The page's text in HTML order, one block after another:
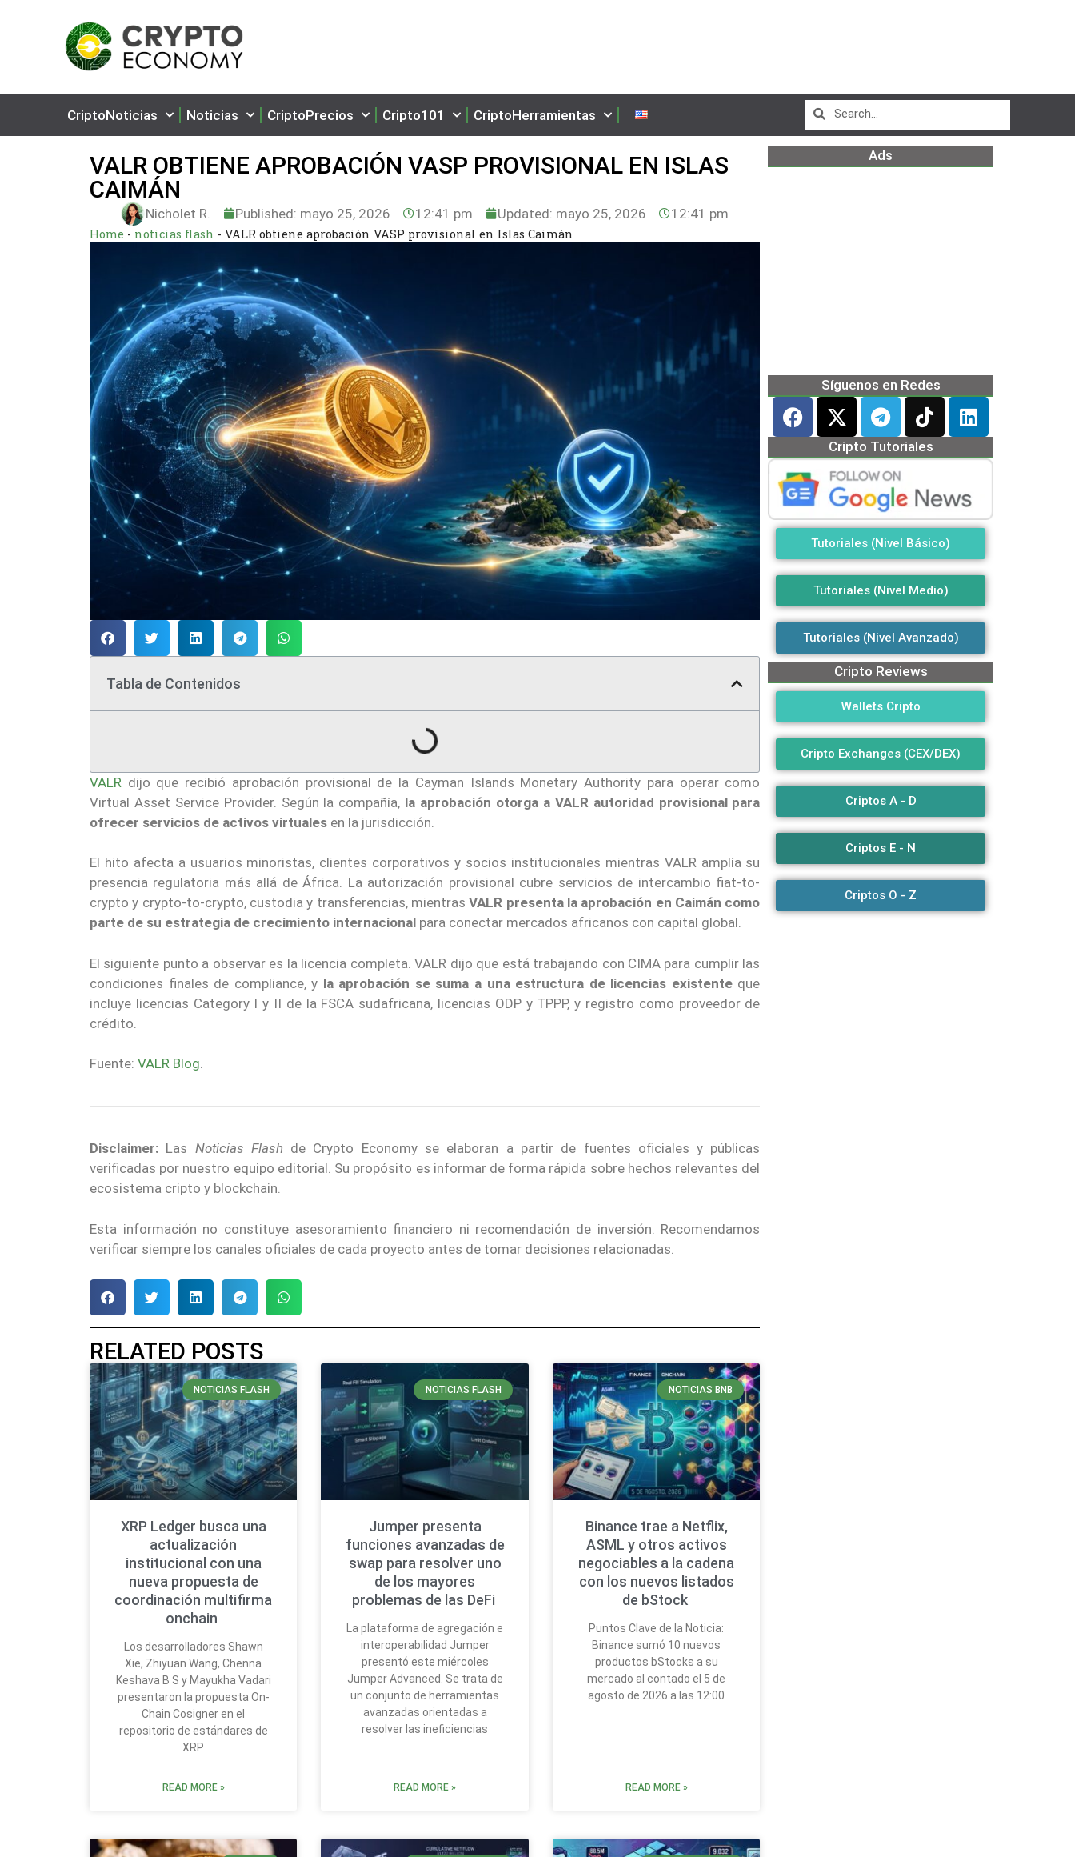
CriptoNoticias Noticias CriptoPrecios Cripto101 CriptoHerramientas
VALR OBTIENE APROBACIÓN VASP PROVISIONAL EN ISLAS
CAIMÁN
Nicholet R. Published: mayo 25, 2026 12:41 pm Updated: mayo 25, 2026 12:41 pm
Home - noticias flash - VALR obtiene aprobación VASP provisional en Islas Caimán
Tabla de Contenidos
VALR dijo que recibió aprobación provisional de la Cayman Islands Monetary Authority para operar como
Virtual Asset Service Provider. Según la compañía, la aprobación otorga a VALR autoridad provisional para
ofrecer servicios de activos virtuales en la jurisdicción.
El hito afecta a usuarios minoristas, clientes corporativos y socios institucionales mientras VALR amplía su
presencia regulatoria más allá de África. La autorización provisional cubre servicios de intercambio fiat-to-
crypto y crypto-to-crypto, custodia y transferencias, mientrasVALR presenta la aprobación en Caimán como
parte de su estrategia de crecimiento internacional para conectar mercados africanos con capital global.
El siguiente punto a observar es la licencia completa. VALR dijo que está trabajando con CIMA para cumplir las
condiciones finales de compliance, y la aprobación se suma a una estructura de licencias existenteque
incluye licencias Category I y II de la FSCA sudafricana, licencias ODP y TPPP, y registro como proveedor de
crédito.
Fuente: VALR Blog.
Disclaimer: Las Noticias Flash de Crypto Economy se elaboran a partir de fuentes oficiales y públicas
verificadas por nuestro equipo editorial. Su propósito es informar de forma rápida sobre hechos relevantes del
ecosistema cripto y blockchain.
Esta información no constituye asesoramiento financiero ni recomendación de inversión. Recomendamos
verificar siempre los canales oficiales de cada proyecto antes de tomar decisiones relacionadas.
RELATED POSTS
NOTICIAS FLASH
XRP Ledger busca una
actualización
institucional con una
nueva propuesta de
coordinación multifirma
onchain
Los desarrolladores Shawn
Xie, Zhiyuan Wang, Chenna
Keshava B S y Mayukha Vadari
presentaron la propuesta On-
Chain Cosigner en el
repositorio de estándares de
XRP
READ MORE »
NOTICIAS FLASH
Jumper presenta
funciones avanzadas de
swap para resolver uno
de los mayores
problemas de las DeFi
La plataforma de agregación e
interoperabilidad Jumper
presentó este miércoles
Jumper Advanced. Se trata de
un conjunto de herramientas
avanzadas orientadas a
resolver las ineficiencias
READ MORE »
NOTICIAS BNB
Binance trae a Netflix,
ASML y otros activos
negociables a la cadena
con los nuevos listados
de bStock
Puntos Clave de la Noticia:
Binance sumó 10 nuevos
productos bStocks a su
mercado al contado el 5 de
agosto de 2026 a las 12:00
READ MORE »
Ads
Síguenos en Redes
Cripto Tutoriales
Tutoriales (Nivel Básico)
Tutoriales (Nivel Medio)
Tutoriales (Nivel Avanzado)
Cripto Reviews
Wallets Cripto
Cripto Exchanges (CEX/DEX)
Criptos A - D
Criptos E - N
Criptos O - Z